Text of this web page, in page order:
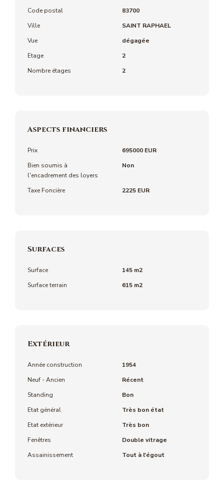
Code postal
83700
Ville
SAINT RAPHAEL
Vue
dégagée
Etage
2
Nombre étages
2
Aspects financiers
Prix
695000 EUR
Bien soumis à
l'encadrement des loyers
Non
Taxe Foncière 2225 EUR
Surfaces
Surface
145 m2
Surface terrain
615 m2
Extérieur
Année construction
1954
Neuf - Ancien
Récent
Standing
Bon
Etat général
Très bon état
Etat extérieur
Très bon
Fenêtres
Double vitrage
Assainissement
Tout à l'égout